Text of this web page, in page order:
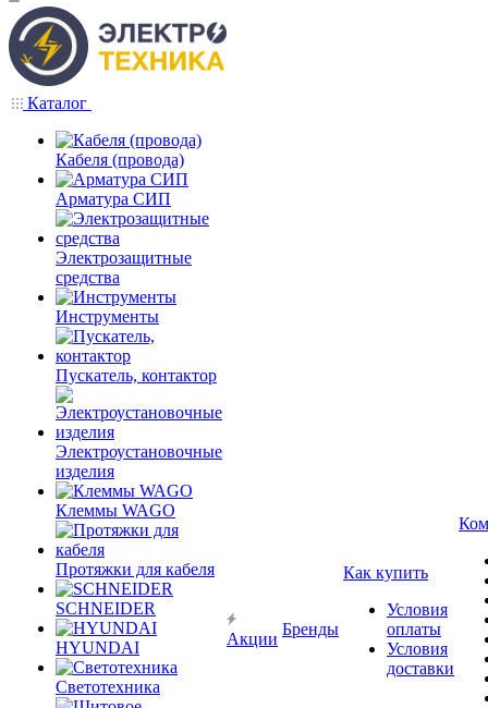
Каталог
Кабеля (провода)
Арматура СИП
Электрозащитные
средства
Инструменты
Пускатель, контактор
Электроустановочные
изделия
Клеммы WAGO
Протяжки для кабеля
SCHNEIDER
HYUNDAI
Светотехника
Акции
Бренды
Как купить
Условия
оплаты
Условия
доставки